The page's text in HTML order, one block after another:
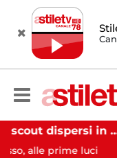
Tramonti, 19 scout dispersi in montagna salvati dai vigili del fuoco
prime luci